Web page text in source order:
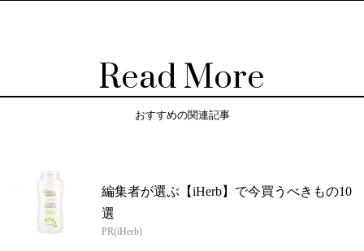
Read More
おすすめの関連記事
編集者が選ぶ【iHerb】で今買うべきもの10
選
PR(iHerb)